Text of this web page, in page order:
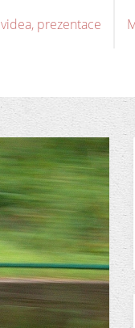
videa, prezentace